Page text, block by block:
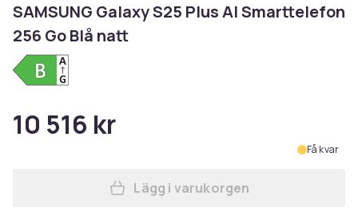
SAMSUNG Galaxy S25 Plus AI Smarttelefon
256 Go Blå natt
10 516 kr
Få kvar
Lägg till SAMSUNG Galaxy
Lägg i varukorgen